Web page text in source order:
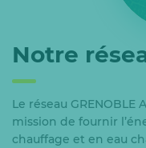
Notre
Le réseau GRENOBLE
mission de fournir
chauffage et en eau